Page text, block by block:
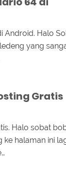
Android. Halo
yang
Gratis
Halo sobat
halaman ini